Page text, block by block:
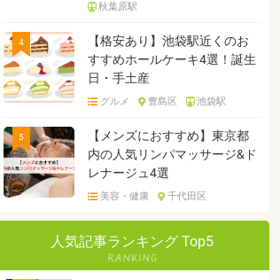
秋葉原駅
4
【格安あり】池袋駅近くのお
すすめホールケーキ4選！誕生
日・手土産
グルメ 豊島区 池袋駅
5
【メンズにおすすめ】東京都
内の人気リンパマッサージ&ド
レナージュ4選
美容・健康 千代田区
人気記事ランキング Top5